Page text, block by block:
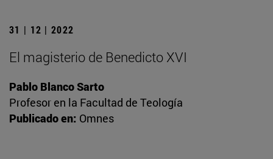
31 | 12 | 2022
El magisterio de Benedicto XVI
Pablo Blanco Sarto
Profesor en la Facultad de Teología
Publicado en: Omnes